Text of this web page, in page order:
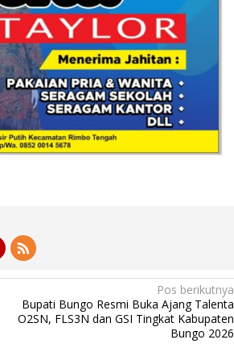
Pos berikutnya
Bupati Bungo Resmi Buka Ajang Talenta
O2SN, FLS3N dan GSI Tingkat Kabupaten
Bungo 2026